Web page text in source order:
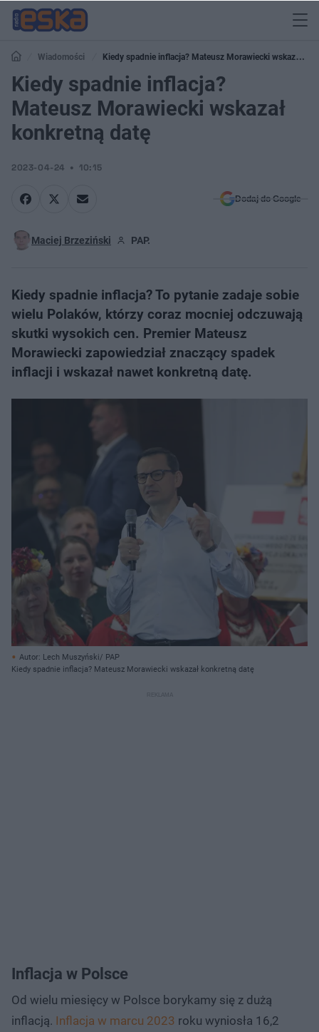
Wiadomości
Kiedy spadnie inflacja? Mateusz Morawiecki wskazał
konkretną datę
Kiedy spadnie inflacja?
Mateusz Morawiecki wskazał
konkretną datę
2023-04-24 10:15
Dodaj do Google
Maciej Brzeziński PAP.
Kiedy spadnie inflacja? To pytanie zadaje sobie
wielu Polaków, którzy coraz mocniej odczuwają
skutki wysokich cen. Premier Mateusz
Morawiecki zapowiedział znaczący spadek
inflacji i wskazał nawet konkretną datę.
Autor: Lech Muszyński/ PAP
Kiedy spadnie inflacja? Mateusz Morawiecki wskazał konkretną datę
Inflacja w Polsce
Od wielu miesięcy w Polsce borykamy się z dużą
inflacją. Inflacja w marcu 2023 roku wyniosła 16,2